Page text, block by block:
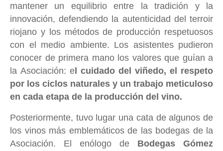
mantener un equilibrio entre la tradición y la
innovación, defendiendo la autenticidad del terroir
riojano y los métodos de producción respetuosos
con el medio ambiente. Los asistentes pudieron
conocer de primera mano los valores que guían a
la Asociación: e l cuidado del viñedo, el respeto
por los ciclos naturales y un trabajo meticuloso
en cada etapa de la producción del vino.
Posteriormente, tuvo lugar una cata de algunos de
los vinos más emblemáticos de las bodegas de la
Asociación. El enólogo de Bodegas Gómez